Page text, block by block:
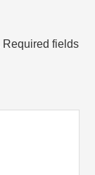
Required fields